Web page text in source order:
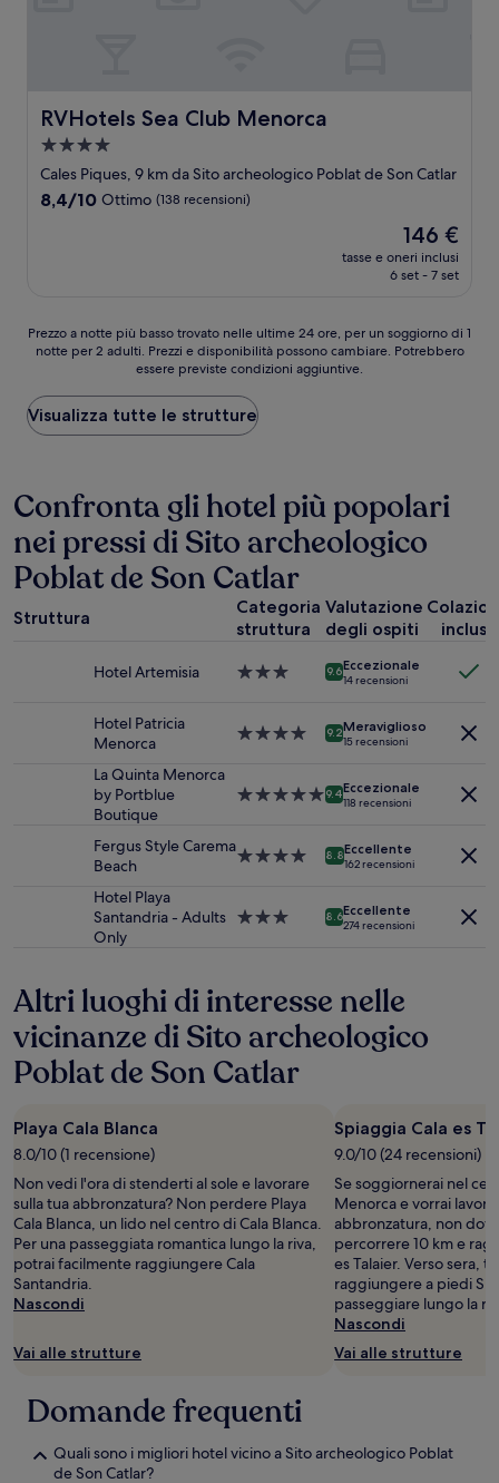
RVHotels Sea Club Menorca
RVHotels Sea Club Menorca
Struttura
a
4.0
Cales Piques, 9 km da Sito archeologico Poblat de Son Catlar
8.4
8,4/10 Ottimo (138 recensioni)
Il
prezzo
attuale
146 €
tasse e oneri inclusi
6 set - 7 set
Prezzo
più
basso
trovato
24
ore,
per
un
soggiorno
di
1
disponibilità
Potrebbero
condizioni
aggiuntive.
Prezzo a notte più basso trovato nelle ultime 24 ore, per un soggiorno di 1
notte per 2 adulti. Prezzi e disponibilità possono cambiare. Potrebbero
essere previste condizioni aggiuntive.
Visualizza tutte le strutture
Confronta gli hotel più popolari
nei pressi di Sito archeologico
Poblat de Son Catlar
Struttura
Categoria
struttura
Valutazione
degli ospiti
inclusa
Hotel Artemisia
Struttura
stelle
9.6Eccezionale
14 recensioni
Hotel Patricia
Menorca
Struttura
stelle
9.2Meraviglioso
15 recensioni
La Quinta Menorca
by Portblue
Boutique
Struttura
stelle
9.4Eccezionale
118 recensioni
Fergus Style Carema
Beach
Struttura
stelle
8.8Eccellente
162 recensioni
Hotel Playa
Santandria - Adults
Only
Struttura
8.6Eccellente
274 recensioni
Altri luoghi di interesse nelle
vicinanze di Sito archeologico
Poblat de Son Catlar
Playa Cala Blanca
8.0/10 (1 recensione)
Non vedi l'ora di stenderti al sole e lavorare
sulla tua abbronzatura? Non perdere Playa
Cala Blanca, un lido nel centro di Cala Blanca.
Per una passeggiata romantica lungo la riva,
potrai facilmente raggiungere Cala
Santandria.
Nascondi
Vai alle strutture
Spiaggia Cala es
9.0/10 (24 recensioni)
Se soggiornerai nel
Menorca e vorrai
abbronzatura, non
percorrere 10 km e
es Talaier. Verso sera,
raggiungere a piedi
passeggiare lungo la
Nascondi
Vai alle strutture
Domande frequenti
Quali sono i migliori hotel vicino a Sito archeologico Poblat
de Son Catlar?